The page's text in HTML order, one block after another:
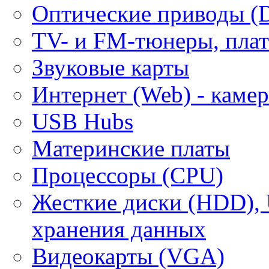
Оптические приводы
ТV- и FM-тюнеры,
Звуковые карты
Интернет (Web) -
USB Hubs
Материнские платы
Процессоры (CPU)
Жесткие диски (HDD),
хранения данных
Видеокарты (VGA)